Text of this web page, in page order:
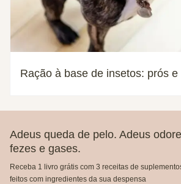
Ração à base de insetos: prós e
Adeus queda de pelo. Adeus
fezes e gases.
Receba 1 livro grátis com 3 receitas de
feitos com ingredientes da sua despensa